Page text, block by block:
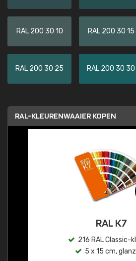
RAL 200 30 10 RAL 200 30 15
RAL 200 30 25 RAL 200 30 30
RAL-KLEURENWAAIER KOPEN
RAL K7
216 RAL Classic-
5 x 15 cm,